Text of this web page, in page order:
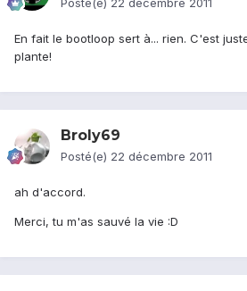
Posté(e) 22 décembre 2011
En fait le bootloop sert à... rien. C'est
plante!
Broly69
Posté(e) 22 décembre 2011
ah d'accord.
Merci, tu m'as sauvé la vie :D